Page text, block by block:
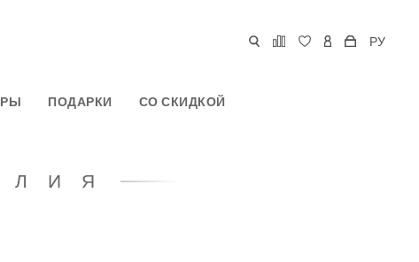
РУ
ПОДАРКИ СО СКИДКОЙ